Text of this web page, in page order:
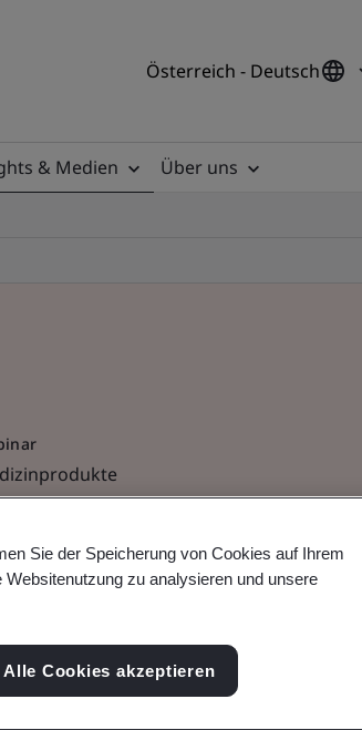
Österreich - Deutsch
& Medien
Über uns
klinischen
dem
Sie der Speicherung von Cookies auf Ihrem
zu analysieren und unsere
Alle Cookies akzeptieren